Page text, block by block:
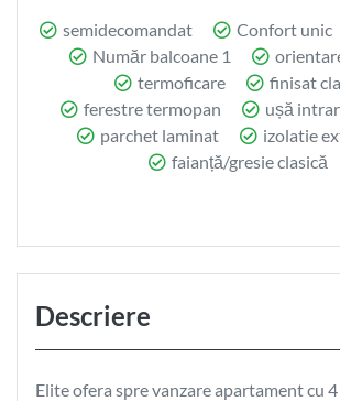
semidecomandat Confort unic
Număr balcoane 1
termoficare
finisat
ferestre termopan
ușă
parchet laminat
izolatie
faianță/gresie clasică
Descriere
Elite ofera spre vanzare apartament cu